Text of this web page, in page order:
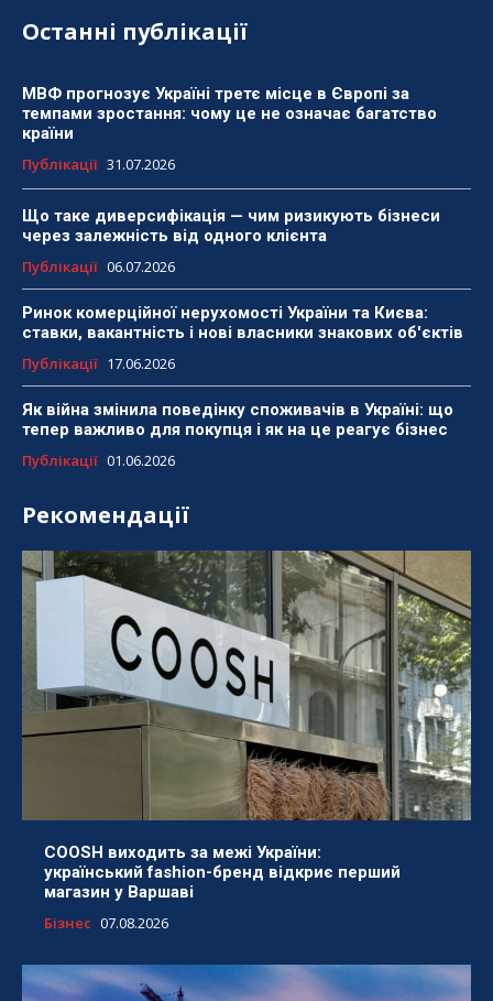
Останні публікації
МВФ прогнозує Україні третє місце в Європі за
темпами зростання: чому це не означає багатство
країни
Публікації 31.07.2026
Що таке диверсифікація — чим ризикують бізнеси
через залежність від одного клієнта
Публікації 06.07.2026
Ринок комерційної нерухомості України та Києва:
ставки, вакантність і нові власники знакових об'єктів
Публікації 17.06.2026
Як війна змінила поведінку споживачів в Україні: що
тепер важливо для покупця і як на це реагує бізнес
Публікації 01.06.2026
Рекомендації
COOSH виходить за межі України:
український fashion-бренд відкриє перший
магазин у Варшаві
Бізнес 07.08.2026